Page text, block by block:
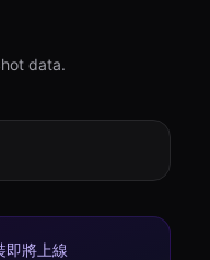
data.
即將上線